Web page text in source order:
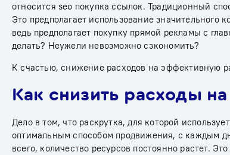
относится seo покупка ссылок. Традиционный
Это предполагает использование значительного
ведь предполагает покупку прямой рекламы с
делать? Неужели невозможно сэкономить?
К счастью, снижение расходов на эффективную
Как снизить расходы
Дело в том, что раскрутка, для которой
оптимальным способом продвижения, с каждым
всего, количество ресурсов постоянно растет.